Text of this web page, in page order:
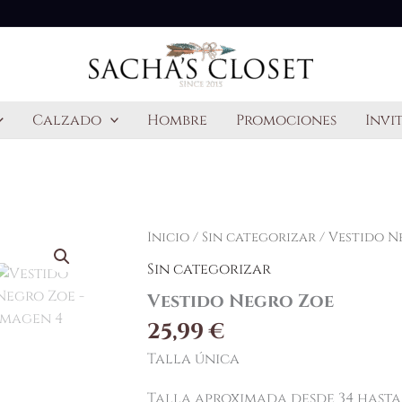
Calzado Hombre Promociones
Inicio/ Sin categorizar/ Vestido
Sin categorizar
Vestido Negro Zoe
25,99€
Talla única